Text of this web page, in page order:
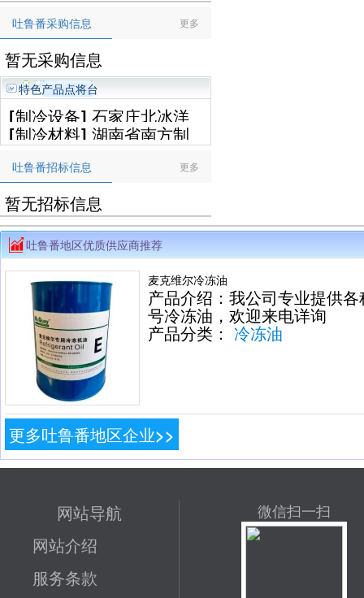
更多
吐鲁番采购信息
暂无采购信息
特色产品点将台
[制冷设备] 石家庄北冰洋
制冷设备工程有限公司
[制冷材料] 湖南省南方制
冷设备有限公司
更多
吐鲁番招标信息
暂无招标信息
吐鲁番地区优质供应商推荐
麦克维尔冷冻油
产品介绍：我公司专业提供各
号冷冻油，欢迎来电详询
产品分类： 冷冻油
更多吐鲁番地区企业>>
网站导航
网站介绍
服务条款
微信扫一扫